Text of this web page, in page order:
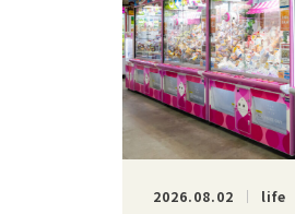
2026.08.02 life